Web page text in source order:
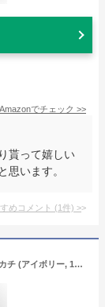
Amazonでチェック >>
貰って嬉しい
思います。
めコメント (1件) >
ブルーム 今治タオル 認定 ジャストフェイスハンカチ (アイボリー, 1個) [G] 日本製 引越し 挨拶 粗品 ギフトボックス入り タオルギフトセット (コンパクト)